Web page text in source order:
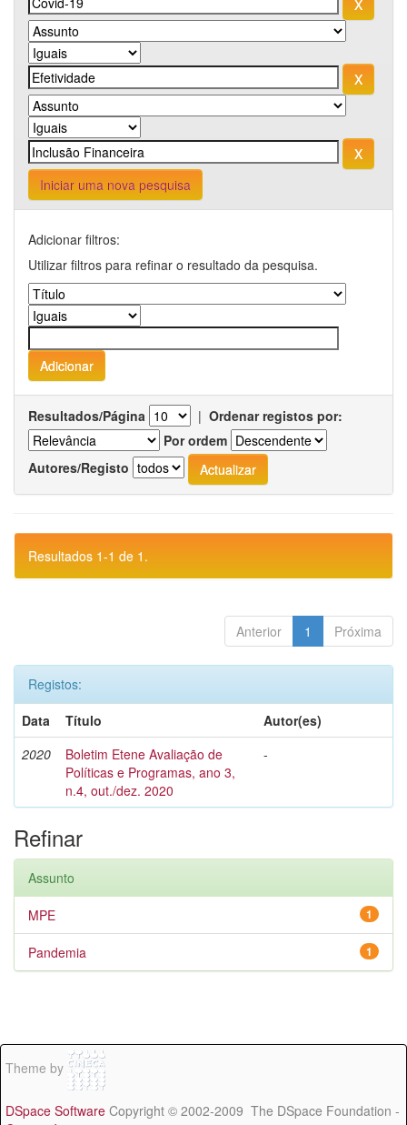
Iniciar uma nova pesquisa
Adicionar filtros:
Utilizar filtros para refinar o resultado da pesquisa.
Resultados/Página | Ordenar registos por:
Por ordem
Autores/Registo
Resultados 1-1 de 1.
Anterior 1 Próxima
Registos:
Data
Título
Autor(es)
2020
Boletim Etene Avaliação de
Políticas e Programas, ano 3,
n.4, out./dez. 2020
-
Refinar
Assunto
1
MPE
1
Pandemia
Theme by
DSpace Software Copyright © 2002-2009 The DSpace Foundation -